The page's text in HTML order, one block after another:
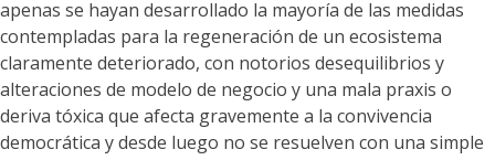
apenas se hayan desarrollado la mayoría de las medidas
contempladas para la regeneración de un ecosistema
claramente deteriorado, con notorios desequilibrios y
alteraciones de modelo de negocio y una mala praxis o
deriva tóxica que afecta gravemente a la convivencia
democrática y desde luego no se resuelven con una simple